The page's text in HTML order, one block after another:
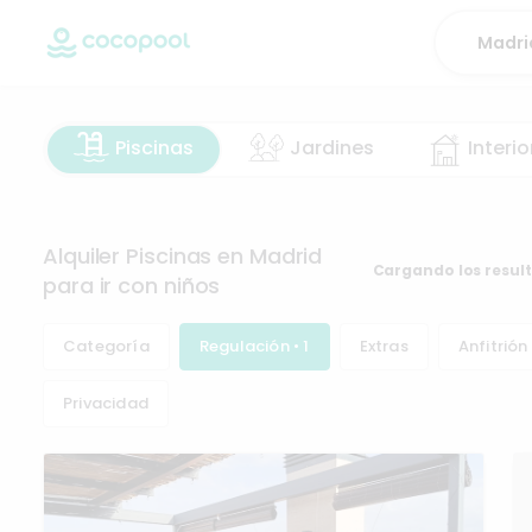
Piscinas Jardines
Alquiler Piscinas en Madrid
para ir con niños
Cargando los
Categoría Regulación • 1 Extras Anfitrión
Privacidad